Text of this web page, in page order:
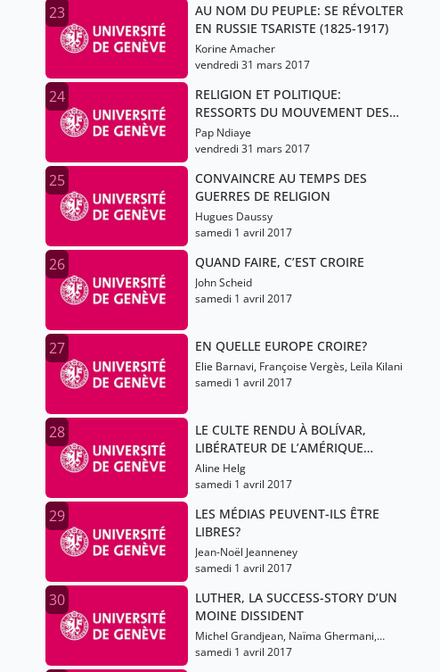
23
AU NOM DU PEUPLE: SE RÉVOLTER
EN RUSSIE TSARISTE (1825-1917)
Korine Amacher
vendredi 31 mars 2017
24
RELIGION ET POLITIQUE:
RESSORTS DU MOUVEMENT DES
DROITS CIVIQUES AUX ÉTATS-
UNIS?
Pap Ndiaye
vendredi 31 mars 2017
25
CONVAINCRE AU TEMPS DES
GUERRES DE RELIGION
Hugues Daussy
samedi 1 avril 2017
26 QUAND FAIRE, C’EST CROIRE
John Scheid
samedi 1 avril 2017
27 EN QUELLE EUROPE CROIRE?
Elie Barnavi, Françoise Vergès, Leïla Kilani
samedi 1 avril 2017
28
LE CULTE RENDU À BOLÍVAR,
LIBÉRATEUR DE L’AMÉRIQUE
LATINE
Aline Helg
samedi 1 avril 2017
29
LES MÉDIAS PEUVENT-ILS ÊTRE
LIBRES?
Jean-Noël Jeanneney
samedi 1 avril 2017
30
LUTHER, LA SUCCESS-STORY D’UN
MOINE DISSIDENT
Michel Grandjean, Naïma Ghermani,
Olivier Christin
samedi 1 avril 2017